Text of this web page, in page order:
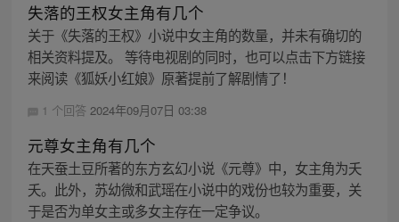
失落的王权女主角有几个
关于《失落的王权》小说中女主角的数量，并未有确切的
相关资料提及。 等待电视剧的同时，也可以点击下方链接
来阅读《狐妖小红娘》原著提前了解剧情了！
1 个回答 2024年09月07日 03:38
元尊女主角有几个
在天蚕土豆所著的东方玄幻小说《元尊》中，女主角为夭
夭。此外，苏幼微和武瑶在小说中的戏份也较为重要，关
于是否为单女主或多女主存在一定争议。